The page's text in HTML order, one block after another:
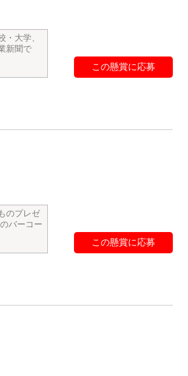
・大学、
新聞で
この懸賞に応募
のプレゼ
バーコー
この懸賞に応募